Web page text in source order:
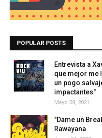
POPULAR POSTS
Entrevista a
que mejor me
un pogo
impactantes"
Mayo 08, 2021
"Dame un
Rawayana